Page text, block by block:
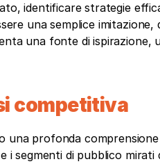
identificare strategie
una semplice imitazione,
una fonte di ispirazione,
competitiva
una profonda
i segmenti di pubblico mirati